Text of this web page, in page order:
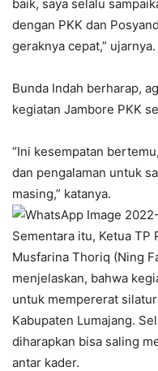
baik, saya selalu
dengan PKK dan
geraknya cepat,” ujarnya.
Bunda Indah berharap,
kegiatan Jambore PKK
“Ini kesempatan
dan pengalaman untuk
masing,” katanya.
Sementara itu, Ketua TP
Musfarina Thoriq (Ning
menjelaskan, bahwa
untuk mempererat
Kabupaten Lumajang.
diharapkan bisa saling
antar kader.